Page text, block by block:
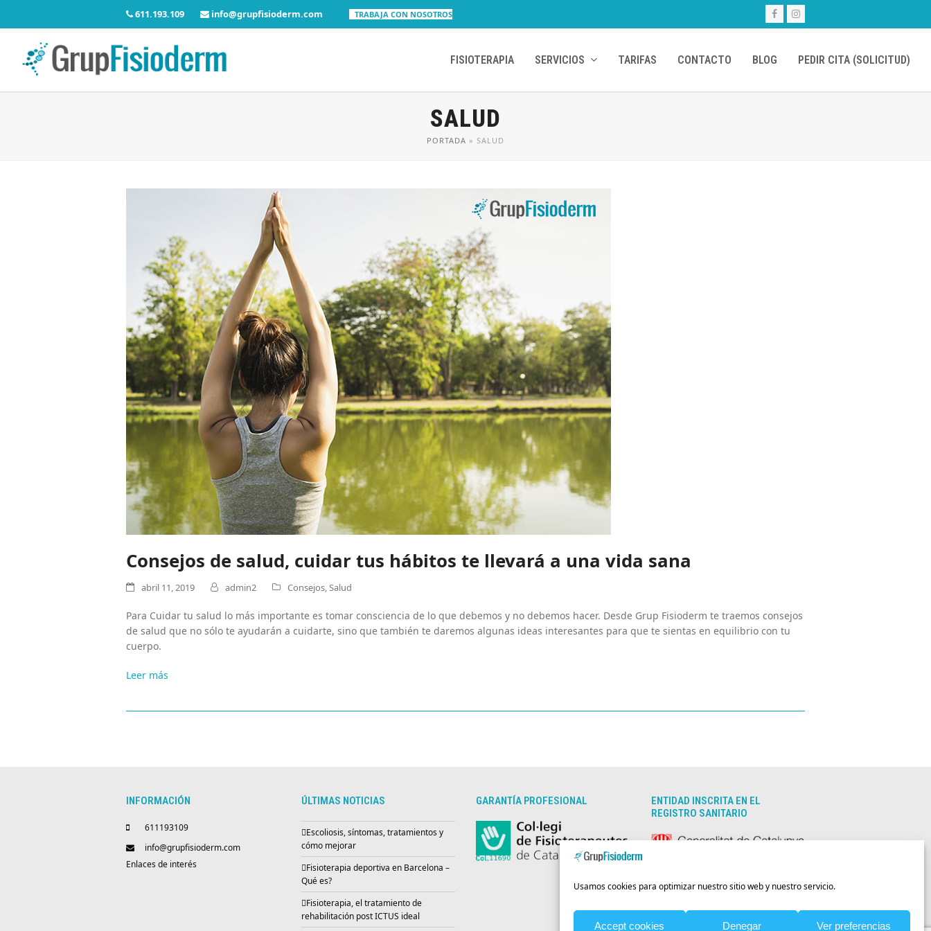
Usamos cookies para optimizar nuestro sitio web y nuestro servicio.
Accept cookies Denegar Ver preferencias
611.193.109 info@grupfisioderm.com TRABAJA CON NOSOTROS FacebookInstagram
FISIOTERAPIA SERVICIOS TARIFAS CONTACTO BLOG PEDIR CITA (SOLICITUD)
SALUD
PORTADA » SALUD
Consejos de salud, cuidar tus hábitos te llevará a una vida sana
abril 11, 2019 admin2 Consejos,Salud
Para Cuidar tu salud lo más importante es tomar consciencia de lo que debemos y no debemos hacer. Desde Grup Fisioderm te traemos consejos
de salud que no sólo te ayudarán a cuidarte, sino que también te daremos algunas ideas interesantes para que te sientas en equilibrio con tu
cuerpo.
Leer más
INFORMACIÓN
611193109
info@grupfisioderm.com
Enlaces de interés
ÚLTIMAS NOTICIAS
Escoliosis, síntomas, tratamientos y
cómo mejorar
Fisioterapia deportiva en Barcelona –
Qué es?
Fisioterapia, el tratamiento de
rehabilitación post ICTUS ideal
GARANTÍA PROFESIONAL
ENTIDAD INSCRITA EN EL
REGISTRO SANITARIO